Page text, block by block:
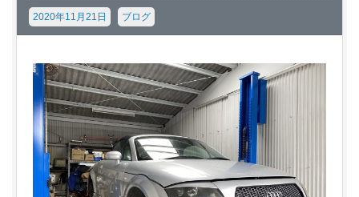
2020年11月21日 ブログ